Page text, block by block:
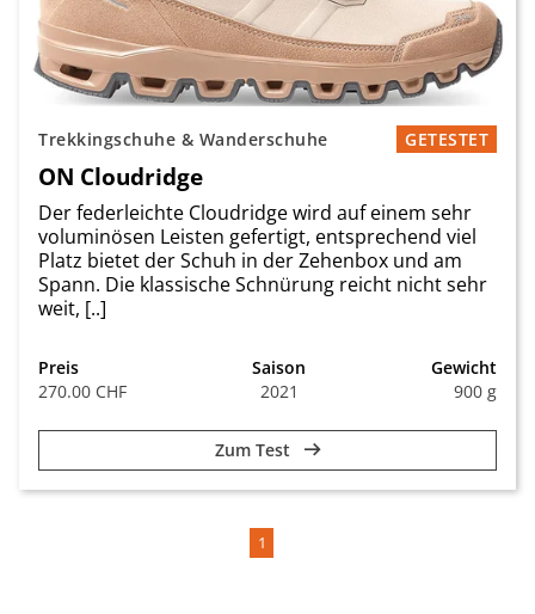
Trekkingschuhe & Wanderschuhe GETESTET
ON Cloudridge
Der federleichte Cloudridge wird auf einem sehr
voluminösen Leisten gefertigt, entsprechend viel
Platz bietet der Schuh in der Zehenbox und am
Spann. Die klassische Schnürung reicht nicht sehr
weit, [..]
Preis
270.00 CHF
Saison
2021
Gewicht
900 g
Zum Test
1